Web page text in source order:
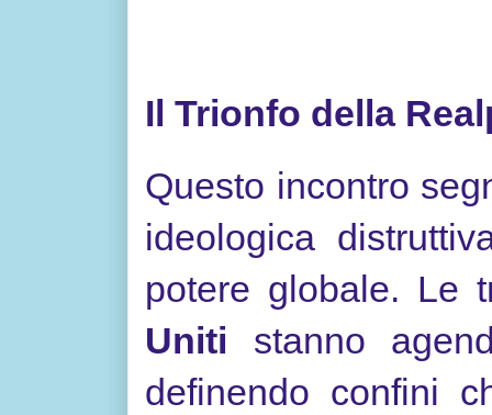
Il Trionfo della
Questo incontro
ideologica
potere globale. Le
Uniti stanno
definendo confini